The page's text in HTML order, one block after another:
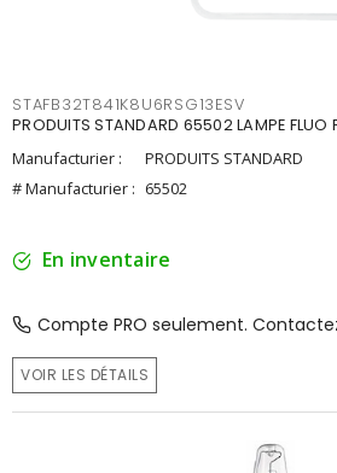
STAFB32T841K8U6RSG13ESV
PRODUITS STANDARD 65502 LAMPE FLUO
Manufacturier :
PRODUITS STANDARD
# Manufacturier : 65502
En inventaire
Compte PRO seulement.
VOIR LES DÉTAILS